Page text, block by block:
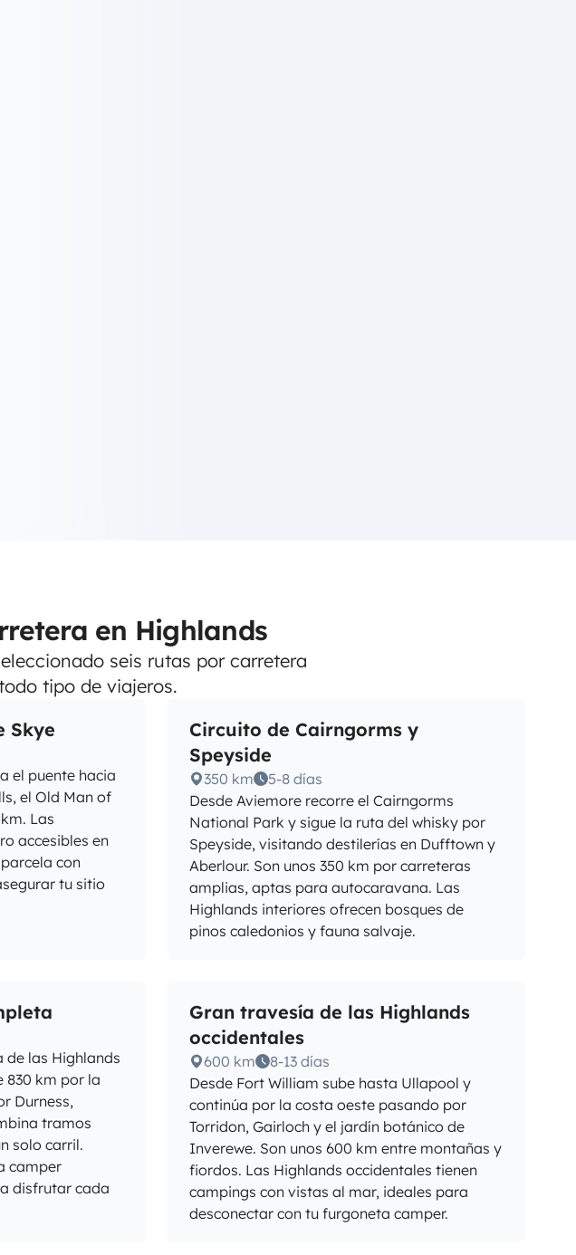
en Highlands
seis rutas por carretera
tipo de viajeros.
Skye
el puente hacia
el Old Man of
Las
accesibles en
con
tu sitio
Circuito de Cairngorms y
Speyside
350 km
5-8 días
Desde Aviemore recorre el Cairngorms
National Park y sigue la ruta del whisky por
Speyside, visitando destilerías en Dufftown y
Aberlour. Son unos 350 km por carreteras
amplias, aptas para autocaravana. Las
Highlands interiores ofrecen bosques de
pinos caledonios y fauna salvaje.
de las Highlands
830 km por la
Durness,
tramos
solo carril.
camper
disfrutar cada
Gran travesía de las Highlands
occidentales
600 km
8-13 días
Desde Fort William sube hasta Ullapool y
continúa por la costa oeste pasando por
Torridon, Gairloch y el jardín botánico de
Inverewe. Son unos 600 km entre montañas y
fiordos. Las Highlands occidentales tienen
campings con vistas al mar, ideales para
desconectar con tu furgoneta camper.